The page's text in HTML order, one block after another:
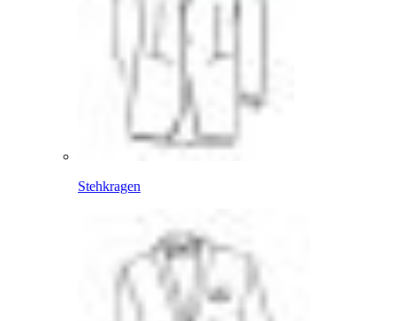
Stehkragen